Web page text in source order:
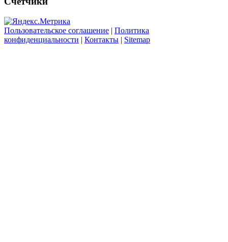
Пользовательское соглашение | Политика
конфиденциальности | Контакты | Sitemap